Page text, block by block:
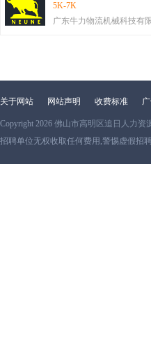
5K-7K
广东牛力物流机械科技有
关于网站 网站声明 收费标准
Copyright 2026 佛山市高明区追日人力资
招聘单位无权收取任何费用,警惕虚假招